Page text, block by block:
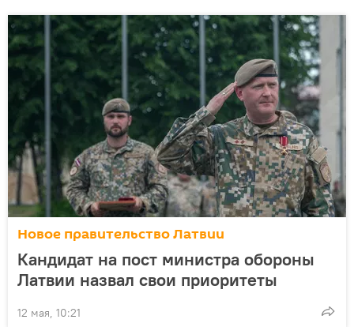
Новое правительство Латвии
Кандидат на пост министра обороны
Латвии назвал свои приоритеты
12 мая, 10:21